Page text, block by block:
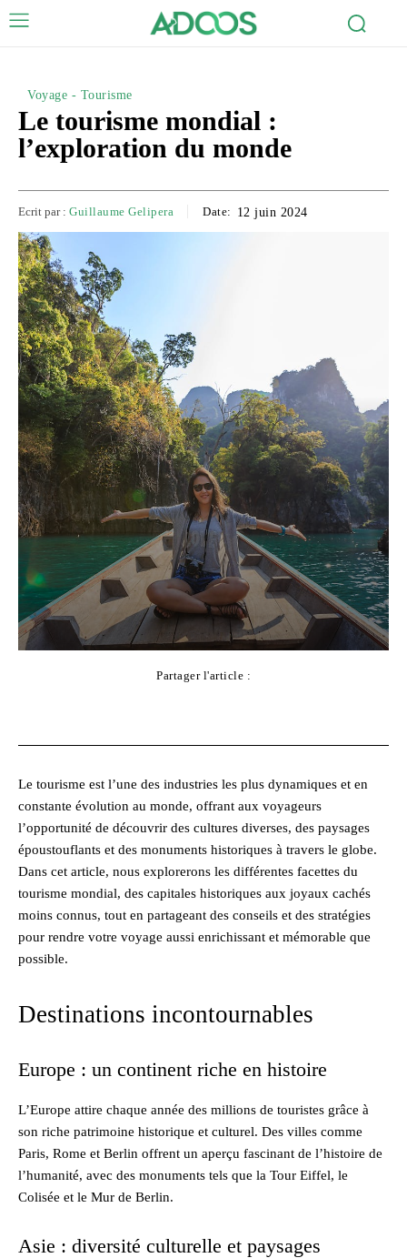
Voyage - Tourisme
Le tourisme mondial :
l’exploration du monde
Ecrit par : Guillaume Gelipera Date: 12 juin 2024
Partager l'article :
Le tourisme est l’une des industries les plus dynamiques et en
constante évolution au monde, offrant aux voyageurs
l’opportunité de découvrir des cultures diverses, des paysages
époustouflants et des monuments historiques à travers le globe.
Dans cet article, nous explorerons les différentes facettes du
tourisme mondial, des capitales historiques aux joyaux cachés
moins connus, tout en partageant des conseils et des stratégies
pour rendre votre voyage aussi enrichissant et mémorable que
possible.
Destinations incontournables
Europe : un continent riche en histoire
L’Europe attire chaque année des millions de touristes grâce à
son riche patrimoine historique et culturel. Des villes comme
Paris, Rome et Berlin offrent un aperçu fascinant de l’histoire de
l’humanité, avec des monuments tels que la Tour Eiffel, le
Colisée et le Mur de Berlin.
Asie : diversité culturelle et paysages